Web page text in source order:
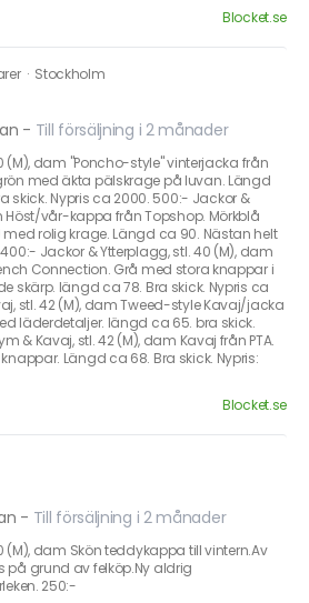
Blocket.se
· Stockholm
- Till försäljning i 2 månader
(M), dam "Poncho-style" vinterjacka från
med äkta pälskrage på luvan. Längd
skick. Nypris ca 2000. 500:- Jackor &
Höst/vår-kappa från Topshop. Mörkblå
rolig krage. Längd ca 90. Nästan helt
Jackor & Ytterplagg, stl. 40 (M), dam
Connection. Grå med stora knappar i
skärp. längd ca 78. Bra skick. Nypris ca
stl. 42 (M), dam Tweed-style Kavaj/jacka
läderdetaljer. längd ca 65. bra skick.
& Kavaj, stl. 42 (M), dam Kavaj från PTA.
Längd ca 68. Bra skick. Nypris:
Blocket.se
- Till försäljning i 2 månader
(M), dam Skön teddykappa till vintern.Av
på grund av felköp.Ny aldrig
250:-